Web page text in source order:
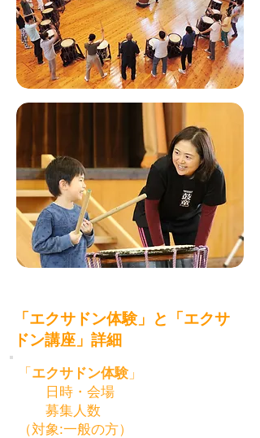
「エクサドン体験」と「エクサ
ドン講座」詳細
「 エクサドン体験」
日時・会場
募集人数
（対象:一般の方）